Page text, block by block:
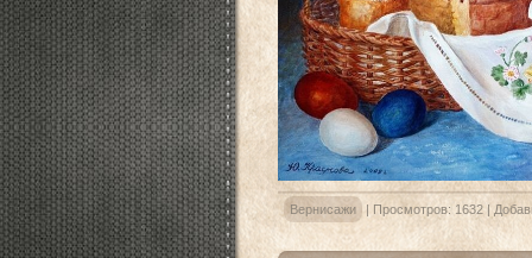
Вернисажи | Просмотров: 1632 |